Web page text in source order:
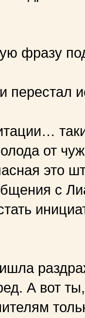
фразу
перестал
от
это
с
А вот